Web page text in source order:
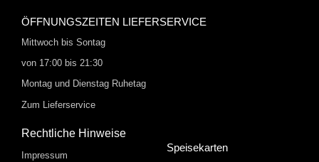
ÖFFNUNGSZEITEN LIEFERSERVICE
Mittwoch bis Sontag
von 17:00 bis 21:30
Montag und Dienstag Ruhetag
Zum Lieferservice
Rechtliche Hinweise
Impressum
Speisekarten